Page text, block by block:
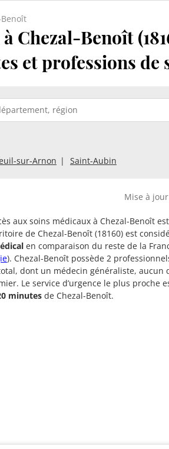
Chezal-Benoît
et professions de
sur-Arnon Saint-Aubin
Mise à
aux soins médicaux à Chezal-Benoît
de Chezal-Benoît (18160) est
en comparaison du reste de la
). Chezal-Benoît possède 2
dont un médecin généraliste, aucun
Le service d’urgence le plus proche
minutes de Chezal-Benoît.